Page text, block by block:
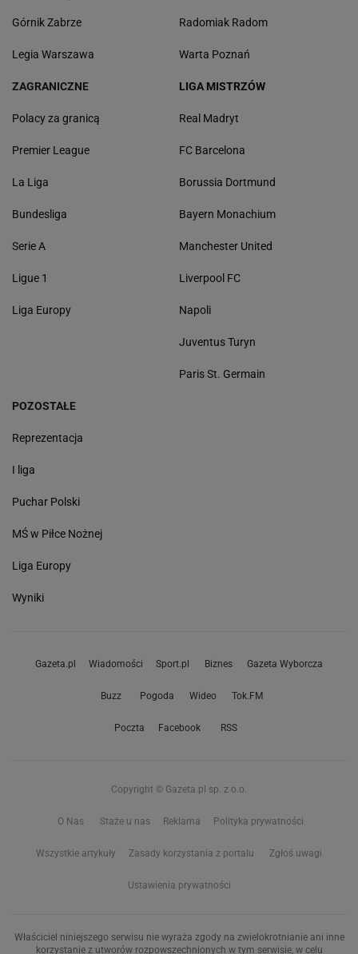
Górnik Zabrze
Legia Warszawa
Radomiak Radom
Warta Poznań
ZAGRANICZNE
Polacy za granicą
Premier League
La Liga
Bundesliga
Serie A
Ligue 1
Liga Europy
LIGA MISTRZÓW
Real Madryt
FC Barcelona
Borussia Dortmund
Bayern Monachium
Manchester United
Liverpool FC
Napoli
Juventus Turyn
Paris St. Germain
POZOSTAŁE
Reprezentacja
I liga
Puchar Polski
MŚ w Piłce Nożnej
Liga Europy
Wyniki
Gazeta.pl Wiadomości Sport.pl Biznes Gazeta Wyborcza
Buzz Pogoda Wideo Tok.FM
Poczta Facebook RSS
Copyright © Gazeta.pl sp. z o.o.
O Nas Staże u nas Reklama Polityka prywatności
Wszystkie artykuły Zasady korzystania z portalu Zgłoś uwagi
Ustawienia prywatności
Właściciel niniejszego serwisu nie wyraża zgody na zwielokrotnianie ani inne
korzystanie z utworów rozpowszechnionych w tym serwisie, w celu